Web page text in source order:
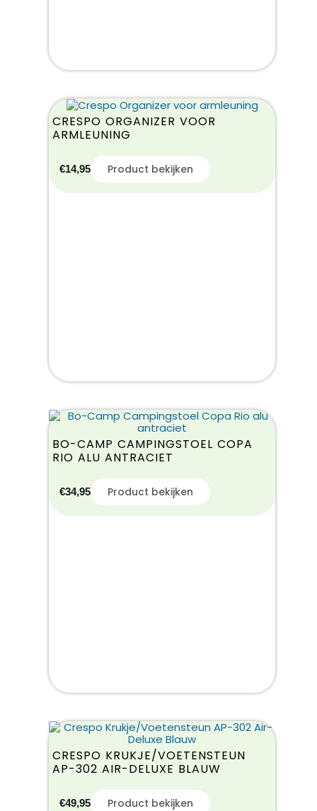
CRESPO ORGANIZER VOOR
ARMLEUNING
€14,95 Product bekijken
BO-CAMP CAMPINGSTOEL COPA
RIO ALU ANTRACIET
€34,95 Product bekijken
CRESPO KRUKJE/VOETENSTEUN
AP-302 AIR-DELUXE BLAUW
€49,95 Product bekijken